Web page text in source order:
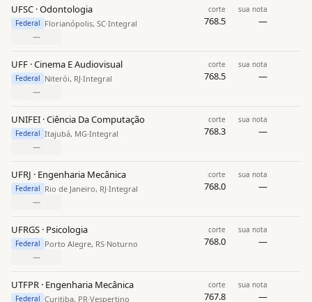
UFSC · Odontologia
Federal Florianópolis, SC·Integral
corte
768.5
sua nota
—
—
UFF · Cinema E Audiovisual
Federal Niterói, RJ·Integral
corte
768.5
sua nota
—
—
UNIFEI · Ciência Da Computação
Federal Itajubá, MG·Integral
corte
768.3
sua nota
—
—
UFRJ · Engenharia Mecânica
Federal Rio de Janeiro, RJ·Integral
corte
768.0
sua nota
—
—
UFRGS · Psicologia
Federal Porto Alegre, RS·Noturno
corte
768.0
sua nota
—
—
UTFPR · Engenharia Mecânica
Federal Curitiba, PR·Vespertino
corte
767.8
sua nota
—